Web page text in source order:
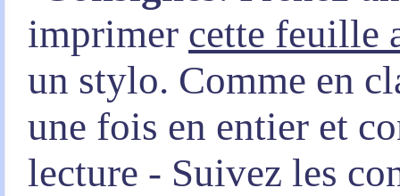
imprimer cette feuille
un stylo. Comme en
une fois en entier et
lecture - Suivez les